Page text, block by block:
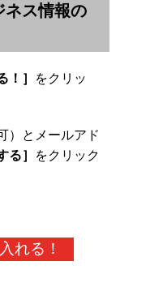
ネス情報の
！］
をクリッ
）とメールアド
る］
をクリック
れる！